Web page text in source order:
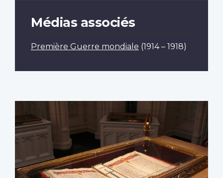
Médias associés
Première Guerre mondiale (1914 – 1918)